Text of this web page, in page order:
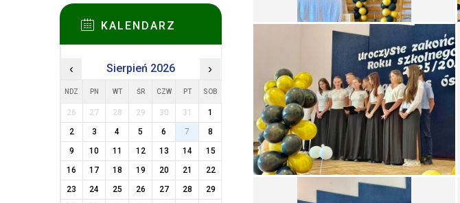
KALENDARZ
‹ Sierpień 2026 ›
NDZ PN WT ŚR CZW PT SOB
26 27 28 29 30 31
1
2
3 4 5 6 7
8
9
10 11 12 13 14
15
16
17 18 19 20 21
22
23
24 25 26 27 28
29